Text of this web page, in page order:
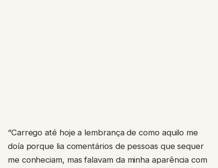
“Carrego até hoje a lembrança de como aquilo me
doía porque lia comentários de pessoas que sequer
me conheciam, mas falavam da minha aparência com